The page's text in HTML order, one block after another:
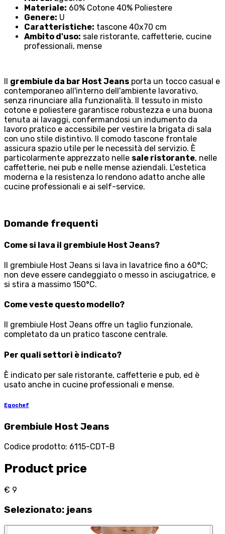
Materiale: 60% Cotone 40% Poliestere
Genere: U
Caratteristiche: tascone 40x70 cm
Ambito d'uso: sale ristorante, caffetterie, cucine
professionali, mense
Il grembiule da bar Host Jeans porta un tocco casual e
contemporaneo all'interno dell'ambiente lavorativo,
senza rinunciare alla funzionalità. Il tessuto in misto
cotone e poliestere garantisce robustezza e una buona
tenuta ai lavaggi, confermandosi un indumento da
lavoro pratico e accessibile per vestire la brigata di sala
con uno stile distintivo. Il comodo tascone frontale
assicura spazio utile per le necessità del servizio. È
particolarmente apprezzato nelle sale ristorante, nelle
caffetterie, nei pub e nelle mense aziendali. L'estetica
moderna e la resistenza lo rendono adatto anche alle
cucine professionali e ai self-service.
Domande frequenti
Come si lava il grembiule Host Jeans?
Il grembiule Host Jeans si lava in lavatrice fino a 60°C;
non deve essere candeggiato o messo in asciugatrice, e
si stira a massimo 150°C.
Come veste questo modello?
Il grembiule Host Jeans offre un taglio funzionale,
completato da un pratico tascone centrale.
Per quali settori è indicato?
È indicato per sale ristorante, caffetterie e pub, ed è
usato anche in cucine professionali e mense.
Egochef
Grembiule Host Jeans
Codice prodotto: 6115-CDT-B
Product price
€ 9
Selezionato: jeans